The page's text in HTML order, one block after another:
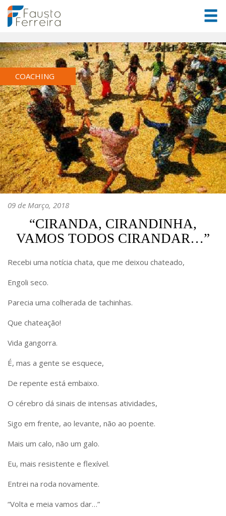
COACHING
09 de Março, 2018
“CIRANDA, CIRANDINHA,
VAMOS TODOS CIRANDAR…”
Recebi uma notícia chata, que me deixou chateado,
Engoli seco.
Parecia uma colherada de tachinhas.
Que chateação!
Vida gangorra.
É, mas a gente se esquece,
De repente está embaixo.
O cérebro dá sinais de intensas atividades,
Sigo em frente, ao levante, não ao poente.
Mais um calo, não um galo.
Eu, mais resistente e flexível.
Entrei na roda novamente.
“Volta e meia vamos dar…”